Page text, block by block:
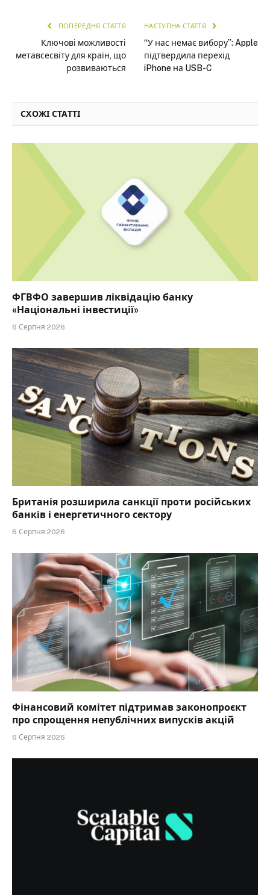
ПОПЕРЕДНЯ СТАТТЯ
Ключові можливості
метавсесвіту для країн, що
розвиваються
НАСТУПНА СТАТТЯ
“У нас немає вибору”: Apple
підтвердила перехід
iPhone на USB-C
СХОЖІ СТАТТІ
ФГВФО завершив ліквідацію банку
«Національні інвестиції»
6 Серпня 2026
Британія розширила санкції проти російських
банків і енергетичного сектору
6 Серпня 2026
Фінансовий комітет підтримав законопроєкт
про спрощення непублічних випусків акцій
6 Серпня 2026